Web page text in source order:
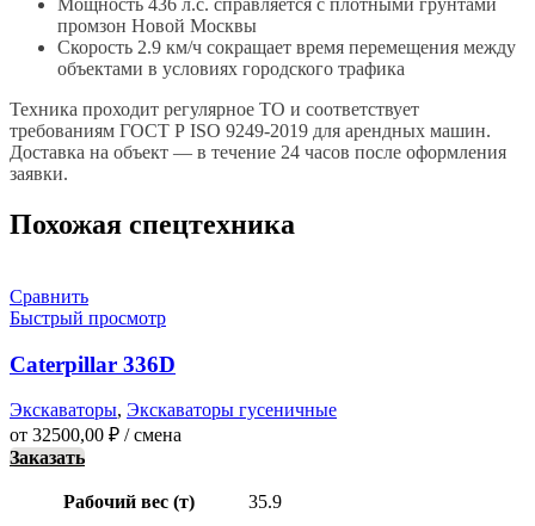
Мощность 436 л.с. справляется с плотными грунтами
промзон Новой Москвы
Скорость 2.9 км/ч сокращает время перемещения между
объектами в условиях городского трафика
Техника проходит регулярное ТО и соответствует
требованиям ГОСТ Р ISO 9249-2019 для арендных машин.
Доставка на объект — в течение 24 часов после оформления
заявки.
Похожая спецтехника
Сравнить
Быстрый просмотр
Caterpillar 336D
Экскаваторы, Экскаваторы гусеничные
от 32500,00 ₽ / смена
Заказать
Рабочий вес (т) 35.9